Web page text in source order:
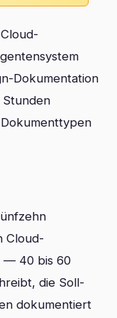
Dokumentation
Cloud-
— 40 bis 60
die Soll-
dokumentiert